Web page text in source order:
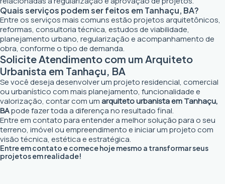
Quais serviços podem ser feitos em Tanhaçu, BA?
Entre os serviços mais comuns estão projetos arquitetônicos,
reformas, consultoria técnica, estudos de viabilidade,
planejamento urbano, regularização e acompanhamento de
obra, conforme o tipo de demanda.
Solicite Atendimento com um Arquiteto
Urbanista em Tanhaçu, BA
Se você deseja desenvolver um projeto residencial, comercial
ou urbanístico com mais planejamento, funcionalidade e
valorização, contar com umarquiteto urbanista em Tanhaçu,
BApode fazer toda a diferença no resultado final.
Entre em contato para entender a melhor solução para o seu
terreno, imóvel ou empreendimento e iniciar um projeto com
visão técnica, estética e estratégica.
Entre em contato e comece hoje mesmo a transformar seus
projetos em realidade!